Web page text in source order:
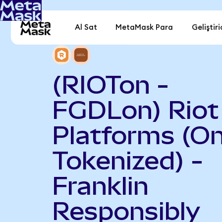
Al Sat MetaMask Para
(RIOTon -
FGDLon) Riot
Platforms
Tokenized) -
Franklin
Responsibly